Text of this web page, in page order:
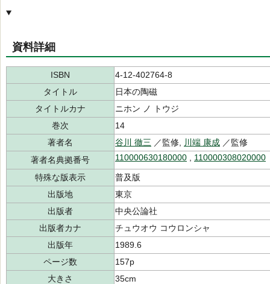
資料詳細
ISBN
4-12-402764-8
タイトル
日本の陶磁
タイトルカナ
ニホン ノ トウジ
巻次
14
著者名
谷川 徹三 ／監修, 川端 康成 ／監修
著者名典拠番号
110000630180000 110000308020000
特殊な版表示
普及版
出版地
東京
出版者
中央公論社
出版者カナ
チュウオウ コウロンシャ
出版年
1989.6
ページ数
157p
大きさ
35cm